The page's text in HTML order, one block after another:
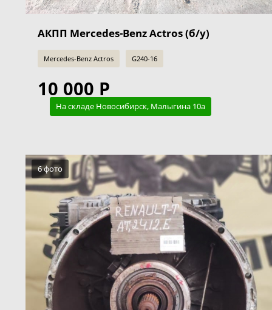
АКПП Mercedes-Benz Actros (б/у)
Mercedes-Benz Actros G240-16
10 000 Р
На складе Новосибирск, Малыгина 10а
6 фото